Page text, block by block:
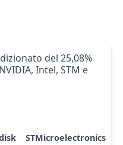
del 25,08%
Intel, STM e
STMicroelectronics